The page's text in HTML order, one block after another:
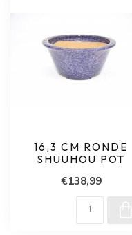
16,3 CM RONDE
SHUUHOU POT
€138,99